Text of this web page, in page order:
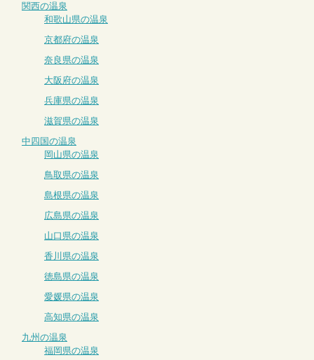
関西の温泉
和歌山県の温泉
京都府の温泉
奈良県の温泉
大阪府の温泉
兵庫県の温泉
滋賀県の温泉
中四国の温泉
岡山県の温泉
鳥取県の温泉
島根県の温泉
広島県の温泉
山口県の温泉
香川県の温泉
徳島県の温泉
愛媛県の温泉
高知県の温泉
九州の温泉
福岡県の温泉